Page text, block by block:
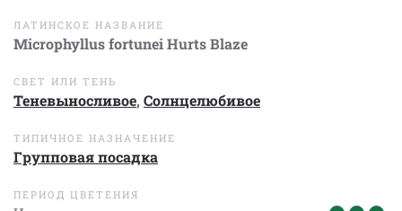
ЛАТИНСКОЕ НАЗВАНИЕ
Microphyllus fortunei Hurts Blaze
СВЕТ ИЛИ ТЕНЬ
Теневыносливое, Солнцелюбивое
ТИПИЧНОЕ НАЗНАЧЕНИЕ
Групповая посадка
ПЕРИОД ЦВЕТЕНИЯ